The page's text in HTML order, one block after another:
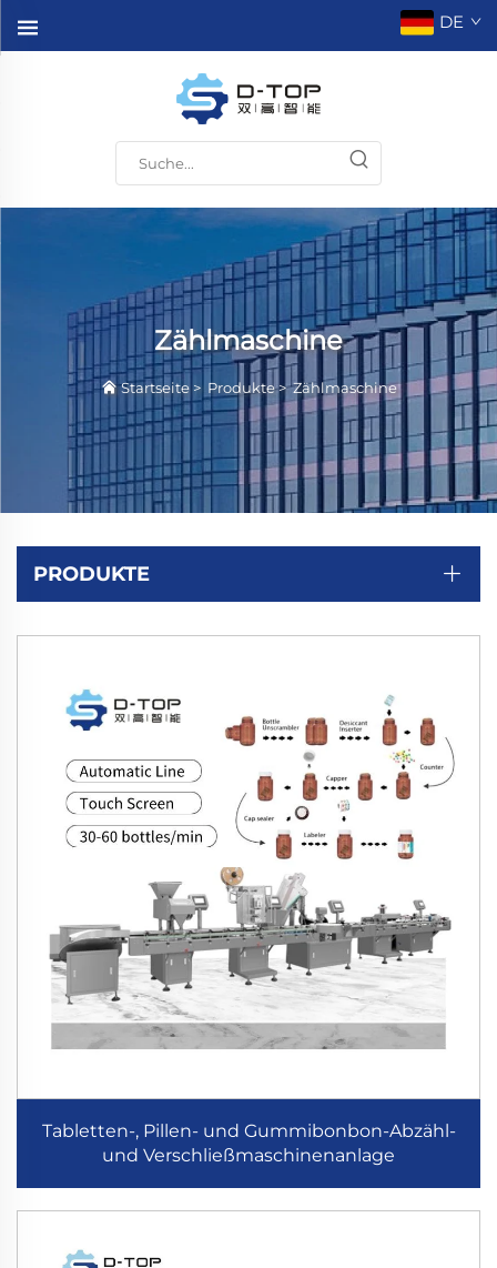
DE
Zählmaschine
Startseite> Produkte>Zählmaschine
PRODUKTE
Tabletten-, Pillen- und Gummibonbon-Abzähl-
und Verschließmaschinenanlage